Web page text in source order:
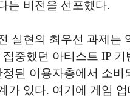
는 비전을 선포했다.
실현의 최우선 과제는
중했던 아티스트 IP 기
된 이용자층에서 소비
가 있다. 여기에 게임